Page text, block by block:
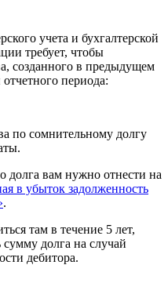
учета и бухгалтерской
требует, чтобы
созданного в предыдущем
периода:
по сомнительному долгу
долга вам нужно отнести на
в убыток задолженность
.
там в течение 5 лет,
долга на случай
дебитора.